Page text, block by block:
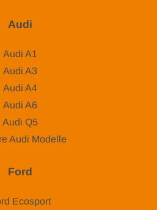
Audi
Audi A1
Audi A3
Audi A4
Audi A6
Audi Q5
Audi Modelle
Ford
Ecosport